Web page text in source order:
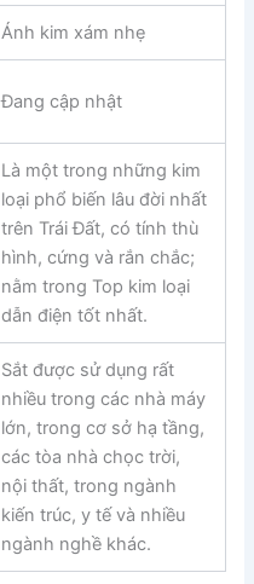
Ánh kim xám nhẹ
Đang cập nhật
Là một trong những kim
loại phổ biến lâu đời nhất
trên Trái Đất, có tính thù
hình, cứng và rắn chắc;
nằm trong Top kim loại
dẫn điện tốt nhất.
Sắt được sử dụng rất
nhiều trong các nhà máy
lớn, trong cơ sở hạ tầng,
các tòa nhà chọc trời,
nội thất, trong ngành
kiến trúc, y tế và nhiều
ngành nghề khác.